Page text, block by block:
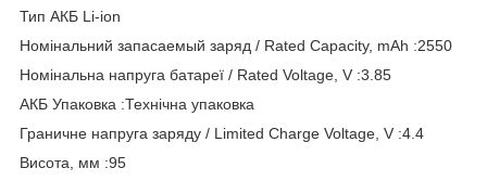
Тип АКБ Li-ion
Номінальний запасаемый заряд / Rated Capacity, mAh :2550
Номінальна напруга батареї / Rated Voltage, V :3.85
АКБ Упаковка :Технічна упаковка
Граничне напруга заряду / Limited Charge Voltage, V :4.4
Висота, мм :95